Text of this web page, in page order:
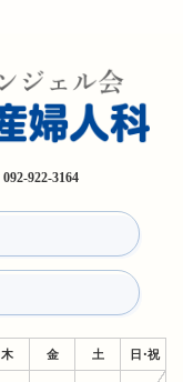
092-922-3164
木 金 土 日・祝